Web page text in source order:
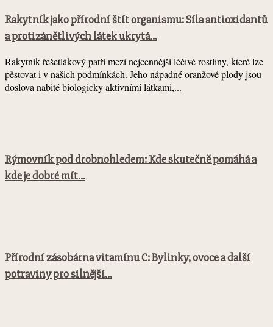
Rakytník jako přírodní štít organismu: Síla antioxidantů
a protizánětlivých látek ukrytá...
Rakytník řešetlákový patří mezi nejcennější léčivé rostliny, které lze
pěstovat i v našich podmínkách. Jeho nápadné oranžové plody jsou
doslova nabité biologicky aktivními látkami,...
Rýmovník pod drobnohledem: Kde skutečně pomáhá a
kde je dobré mít...
Přírodní zásobárna vitamínu C: Bylinky, ovoce a další
potraviny pro silnější...